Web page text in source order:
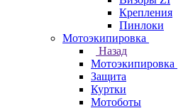
Крепления
Пинлоки
Мотоэкипировка
Назад
Мотоэкипировка
Защита
Куртки
Мотоботы